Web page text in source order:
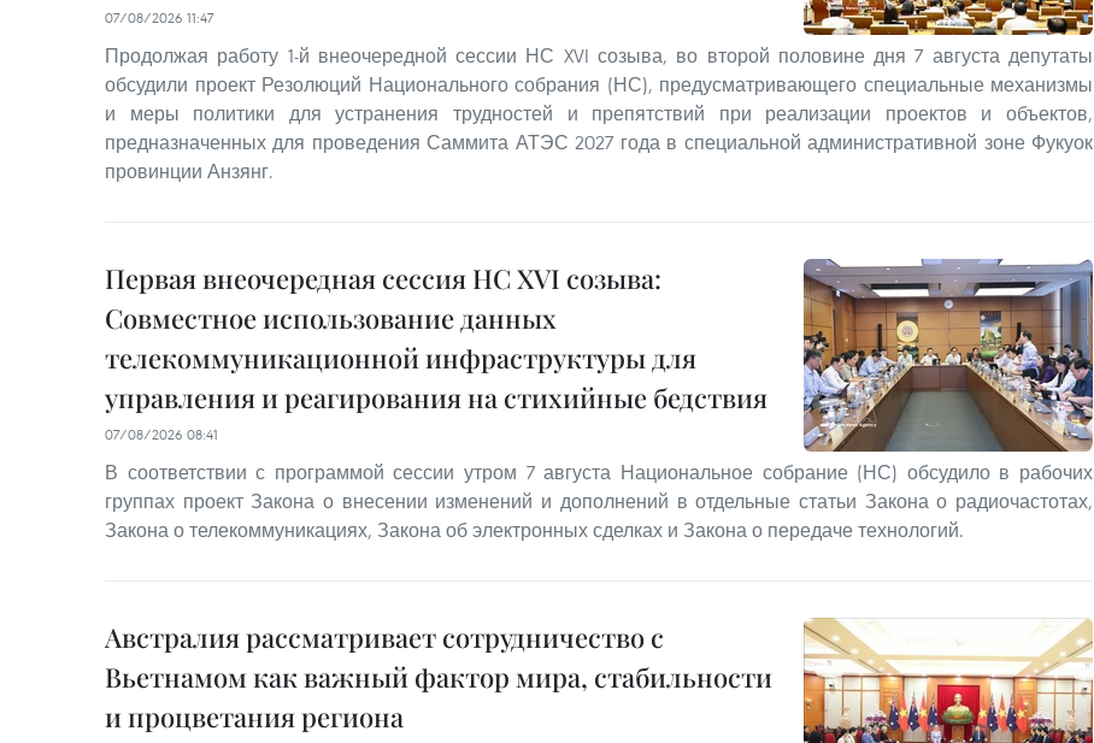
07/08/2026 11:47
Продолжая работу 1-й внеочередной сессии НС XVI созыва, во второй половине дня 7 августа депутаты
обсудили проект Резолюций Национального собрания (НС), предусматривающего специальные механизмы
и меры политики для устранения трудностей и препятствий при реализации проектов и объектов,
предназначенных для проведения Саммита АТЭС 2027 года в специальной административной зоне Фукуок
провинции Анзянг.
Первая внеочередная сессия НС XVI созыва:
Совместное использование данных
телекоммуникационной инфраструктуры для
управления и реагирования на стихийные бедствия
07/08/2026 08:41
В соответствии с программой сессии утром 7 августа Национальное собрание (НС) обсудило в рабочих
группах проект Закона о внесении изменений и дополнений в отдельные статьи Закона о радиочастотах,
Закона о телекоммуникациях, Закона об электронных сделках и Закона о передаче технологий.
Австралия рассматривает сотрудничество с
Вьетнамом как важный фактор мира, стабильности
и процветания региона